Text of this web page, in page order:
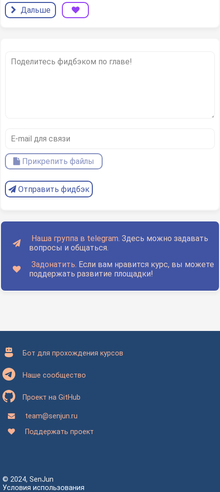
Дальше
Прикрепить файлы
Отправить фидбэк
Наша группа в telegram. Здесь можно задавать
вопросы и общаться.
Задонатить. Если вам нравится курс, вы можете
поддержать развитие площадки!
Бот для прохождения курсов
Наше сообщество
Проект на GitHub
team@senjun.ru
Поддержать проект
© 2024, SenJun
Условия использования